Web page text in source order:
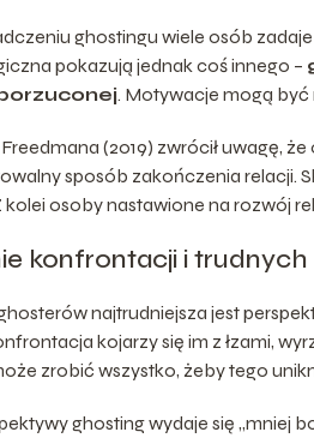
ghostingu wiele osób
pokazują jednak coś innego –
. Motywacje mogą być
Freedmana (2019) zwrócił uwagę,
sposób zakończenia relacji.
kolei osoby nastawione na rozwój
konfrontacji i
najtrudniejsza jest
kojarzy się im z łzami,
zrobić wszystko, żeby tego
ghosting wydaje się „mniej